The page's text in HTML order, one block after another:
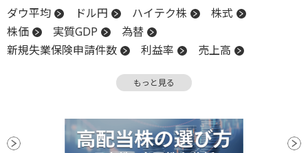
ダウ平均 ドル円 ハイテク株
株式
株価
実質GDP
為替
新規失業保険申請件数
利益率
売上高
嫌気
EPS
米連邦準備制度理事会
S&P500
FRB
株価指数
関税 決算 堅調
GDP
もっと見る